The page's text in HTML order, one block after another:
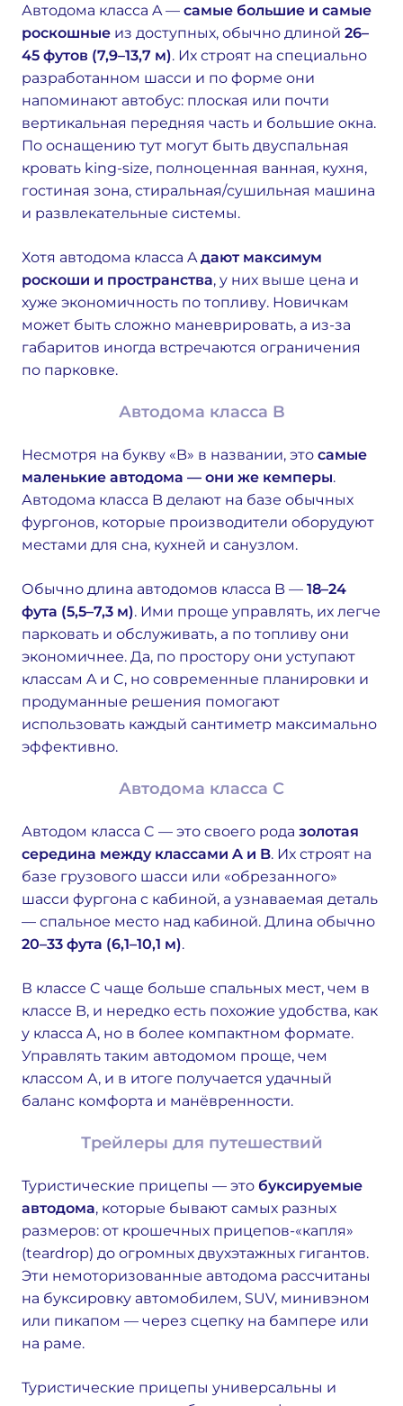
Автодома класса A — самые большие и самые
роскошные из доступных, обычно длиной 26–
45 футов (7,9–13,7 м). Их строят на специально
разработанном шасси и по форме они
напоминают автобус: плоская или почти
вертикальная передняя часть и большие окна.
По оснащению тут могут быть двуспальная
кровать king-size, полноценная ванная, кухня,
гостиная зона, стиральная/сушильная машина
и развлекательные системы.
Хотя автодома класса Aдают максимум
роскоши и пространства, у них выше цена и
хуже экономичность по топливу. Новичкам
может быть сложно маневрировать, а из-за
габаритов иногда встречаются ограничения
по парковке.
Автодома класса B
Несмотря на букву «B» в названии, это самые
маленькие автодома — они же кемперы.
Автодома класса B делают на базе обычных
фургонов, которые производители оборудуют
местами для сна, кухней и санузлом.
Обычно длина автодомов класса B — 18–24
фута (5,5–7,3 м). Ими проще управлять, их легче
парковать и обслуживать, а по топливу они
экономичнее. Да, по простору они уступают
классам A и C, но современные планировки и
продуманные решения помогают
использовать каждый сантиметр максимально
эффективно.
Автодома класса C
Автодом класса C — это своего рода золотая
середина между классами A и B. Их строят на
базе грузового шасси или «обрезанного»
шасси фургона с кабиной, а узнаваемая деталь
— спальное место над кабиной. Длина обычно
20–33 фута (6,1–10,1 м).
В классе C чаще больше спальных мест, чем в
классе B, и нередко есть похожие удобства, как
у класса A, но в более компактном формате.
Управлять таким автодомом проще, чем
классом A, и в итоге получается удачный
баланс комфорта и манёвренности.
Трейлеры для путешествий
Туристические прицепы — это буксируемые
автодома, которые бывают самых разных
размеров: от крошечных прицепов-«капля»
(teardrop) до огромных двухэтажных гигантов.
Эти немоторизованные автодома рассчитаны
на буксировку автомобилем, SUV, минивэном
или пикапом — через сцепку на бампере или
на раме.
Туристические прицепы универсальны и